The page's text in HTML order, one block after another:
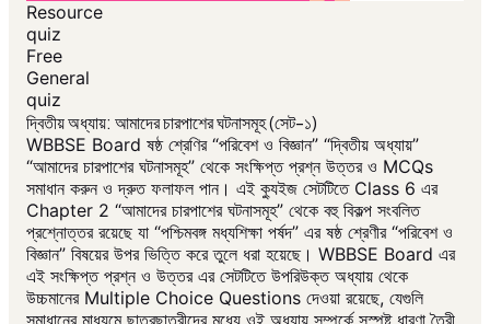
Resource
quiz
Free
General
quiz
দ্বিতীয় অধ্যায়: আমাদের চারপাশের ঘটনাসমূহ (সেট-১)
WBBSE Board ষষ্ঠ শ্রেণির “পরিবেশ ও বিজ্ঞান” “দ্বিতীয় অধ্যায়”
“আমাদের চারপাশের ঘটনাসমূহ” থেকে সংক্ষিপ্ত প্রশ্ন উত্তর ও MCQs
সমাধান করুন ও দ্রুত ফলাফল পান। এই ক্যুইজ সেটটিতে Class 6 এর
Chapter 2 “আমাদের চারপাশের ঘটনাসমূহ” থেকে বহু বিকল্প সংবলিত
প্রশ্নোত্তর রয়েছে যা “পশ্চিমবঙ্গ মধ্যশিক্ষা পর্ষদ” এর ষষ্ঠ শ্রেণীর “পরিবেশ ও
বিজ্ঞান” বিষয়ের উপর ভিত্তি করে তুলে ধরা হয়েছে। WBBSE Board এর
এই সংক্ষিপ্ত প্রশ্ন ও উত্তর এর সেটটিতে উপরিউক্ত অধ্যায় থেকে
উচ্চমানের Multiple Choice Questions দেওয়া রয়েছে, যেগুলি